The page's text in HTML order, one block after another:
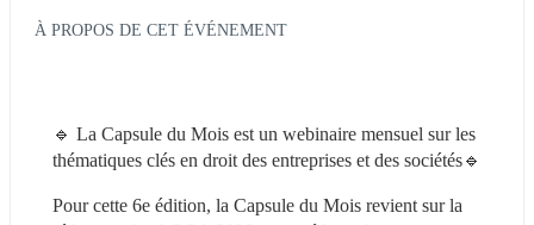
À PROPOS DE CET ÉVÉNEMENT
🔹 La Capsule du Mois est un webinaire mensuel sur les
thématiques clés en droit des entreprises et des sociétés🔹
Pour cette 6e édition, la Capsule du Mois revient sur la